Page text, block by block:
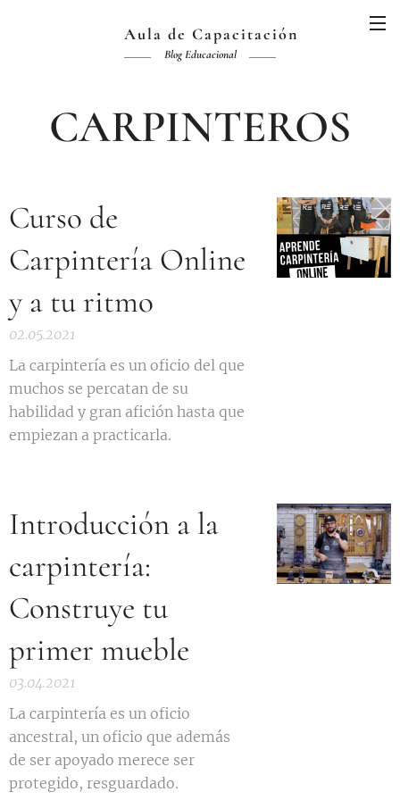
Aula de Capacitación
Blog Educacional
CARPINTEROS
Curso de
Carpintería Online
y a tu ritmo
02.05.2021
La carpintería es un oficio del que
muchos se percatan de su
habilidad y gran afición hasta que
empiezan a practicarla.
Introducción a la
carpintería:
Construye tu
primer mueble
03.04.2021
La carpintería es un oficio
ancestral, un oficio que además
de ser apoyado merece ser
protegido, resguardado.